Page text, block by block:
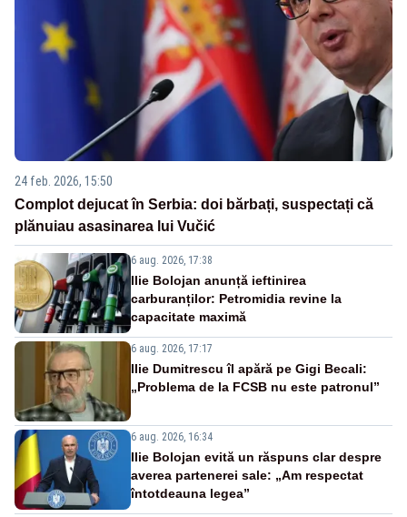
24 feb. 2026, 15:50
Complot dejucat în Serbia: doi bărbați, suspectați că
plănuiau asasinarea lui Vučić
6 aug. 2026, 17:38
Ilie Bolojan anunță ieftinirea
carburanților: Petromidia revine la
capacitate maximă
6 aug. 2026, 17:17
Ilie Dumitrescu îl apără pe Gigi Becali:
„Problema de la FCSB nu este patronul”
6 aug. 2026, 16:34
Ilie Bolojan evită un răspuns clar despre
averea partenerei sale: „Am respectat
întotdeauna legea”